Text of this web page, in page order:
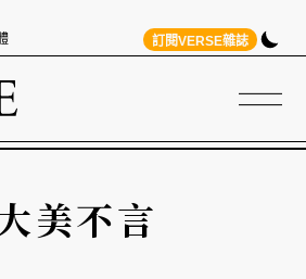
訂閱VERSE雜誌
美不言